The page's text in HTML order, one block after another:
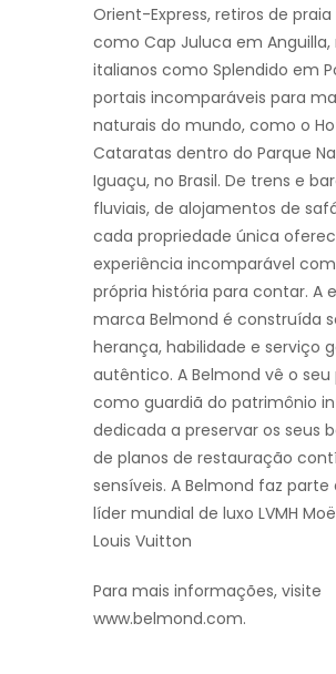
Orient-Express, retiros de
como Cap Juluca em Anguilla,
italianos como Splendido em
portais incomparáveis para
naturais do mundo, como o
Cataratas dentro do Parque
Iguaçu, no Brasil. De trens e
fluviais, de alojamentos de
cada propriedade única
experiência incomparável
própria história para contar. A
marca Belmond é construída
herança, habilidade e serviço
autêntico. A Belmond vê o seu
como guardiã do patrimônio
dedicada a preservar os seus
de planos de restauração
sensíveis. A Belmond faz parte
líder mundial de luxo LVMH
Louis Vuitton
Para mais informações, visite
www.belmond.com.